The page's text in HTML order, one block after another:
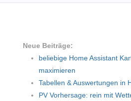
Neue Beiträge:
beliebige Home Assistant
maximieren
Tabellen & Auswertungen in
PV Vorhersage: rein mit